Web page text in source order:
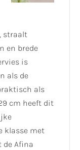
straalt
en brede
is
als de
als
cm heeft dit
klasse met
de Afina